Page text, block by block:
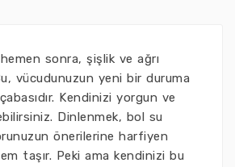
sonra, şişlik ve ağrı
vücudunuzun yeni bir duruma
Kendinizi yorgun ve
Dinlenmek, bol su
önerilerine harfiyen
taşır. Peki ama kendinizi bu